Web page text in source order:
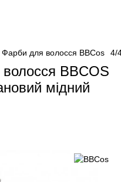
Фарби для волосся BBCos 4/
BBCOS
мідний